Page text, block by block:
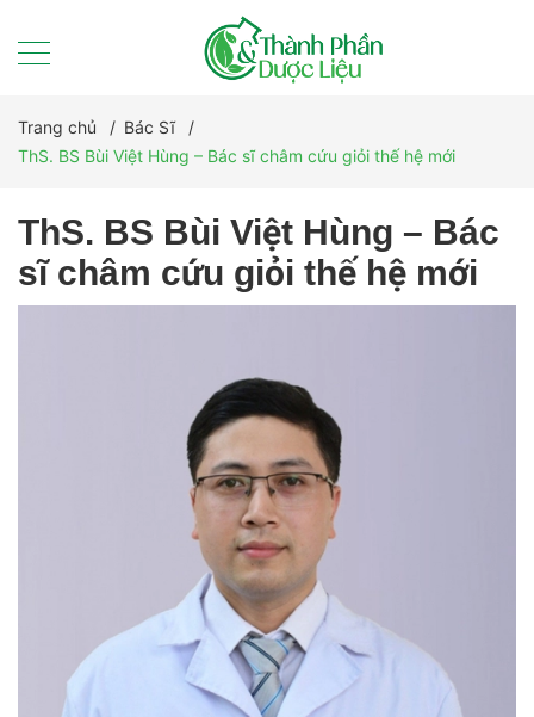
Trang chủ / Bác Sĩ
/
ThS. BS Bùi Việt Hùng – Bác sĩ châm cứu giỏi thế hệ mới
ThS. BS Bùi Việt Hùng – Bác
sĩ châm cứu giỏi thế hệ mới